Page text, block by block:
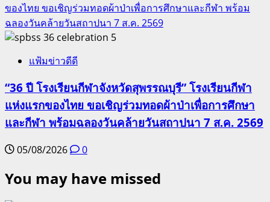
ของไทย ขอเชิญร่วมทอดผ้าป่าเพื่อการศึกษาและกีฬา พร้อม
ฉลองวันคล้ายวันสถาปนา 7 ส.ค. 2569
5
แฟ้มข่าวดีดี
“36 ปี โรงเรียนกีฬาจังหวัดสุพรรณบุรี” โรงเรียนกีฬา
แห่งแรกของไทย ขอเชิญร่วมทอดผ้าป่าเพื่อการศึกษา
และกีฬา พร้อมฉลองวันคล้ายวันสถาปนา 7 ส.ค. 2569
05/08/2026 0
You may have missed